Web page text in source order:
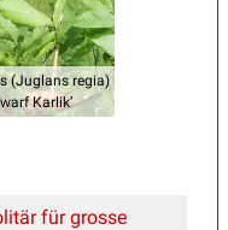
(Juglans regia)
Karlik’
für grosse